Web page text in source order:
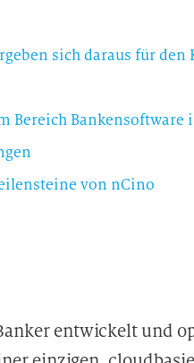
sich daraus für den
Bereich Bankensoftware
von nCino
entwickelt und